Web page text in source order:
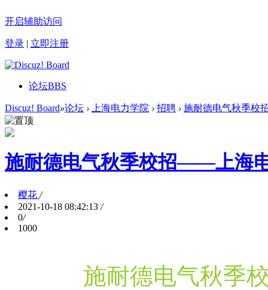
开启辅助访问
登录 | 立即注册
论坛BBS
Discuz! Board»论坛 › 上海电力学院 › 招聘 › 施耐德电气秋季校
施耐德电气秋季校招——上海
樱花 /
2021-10-18 08:42:13 /
0/
1000
施耐德电气秋季